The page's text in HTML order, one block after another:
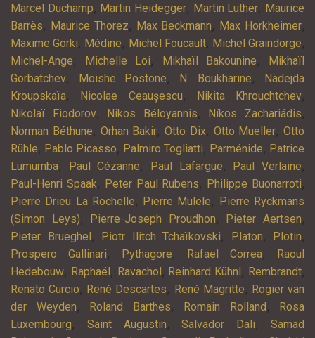
Marcel Duchamp, Martin Heidegger, Martin Luther, Maurice
Barrès, Maurice Thorez, Max Beckmann, Max Horkheimer,
Maxime Gorki, Médine, Michel Foucault, Michel Graindorge,
Michel-Ange, Michelle Loi, Mikhaïl Bakounine,
Mikhaïl
Gorbatchev, Moishe Postone, N. Boukharine,
Nadejda
Kroupskaïa, Nicolae Ceaușescu, Nikita Khrouchtchev,
Nikolaï Fiodorov, Nikos Béloyannis, Níkos Zachariádis,
Norman Béthune, Orhan Bakir, Otto Dix, Otto Mueller, Otto
Rühle, Pablo Picasso, Palmiro Togliatti, Parménide, Patrice
Lumumba, Paul Cézanne, Paul Lafargue, Paul Verlaine,
Paul-Henri Spaak, Peter Paul Rubens, Philippe Buonarroti,
Pierre Drieu La Rochelle, Pierre Mulele,
Pierre Ryckmans
(Simon Leys), Pierre-Joseph Proudhon, Pieter Aertsen,
Pieter Brueghel , Piotr Ilitch Tchaïkovski, Platon, Plotin,
Prospero Gallinari, Pythagore, Rafael Correa,
Raoul
Hedebouw, Raphaël , Ravachol , Reinhard Kühnl , Rembrandt,
Renato Curcio, René Descartes, René Magritte, Rogier van
der Weyden, Roland Barthes, Romain Rolland ,
Rosa
Luxembourg, Saint Augustin,Salvador Dali,Samad